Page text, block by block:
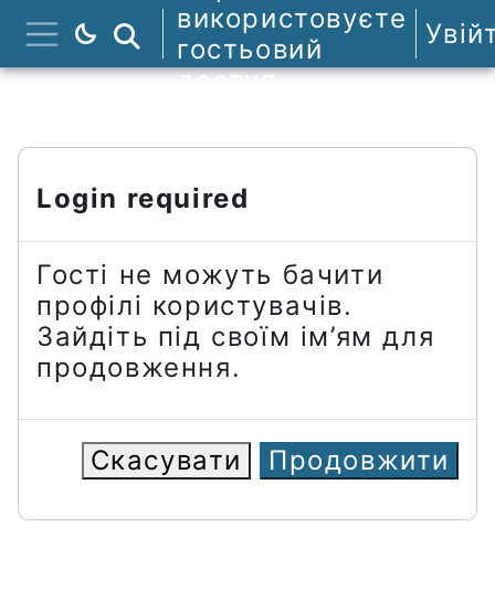
Перейти до головного вмісту
Бокова панель
Пошук курсів
використовуєте
гостьовий
доступ
Login required
Гості не можуть бачити
профілі користувачів.
Зайдіть під своїм ім’ям для
продовження.
Скасувати Продовжити